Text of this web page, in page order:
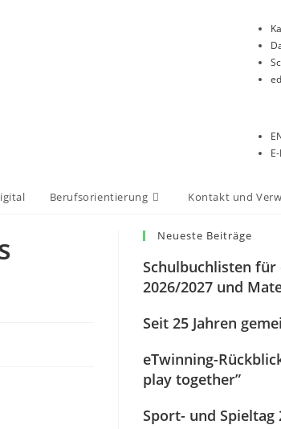
Berufsorientierung Kontakt und
Neueste Beiträge
Schulbuchlisten für
2026/2027 und
Seit 25 Jahren
eTwinning-
play together”
Sport- und Spieltag